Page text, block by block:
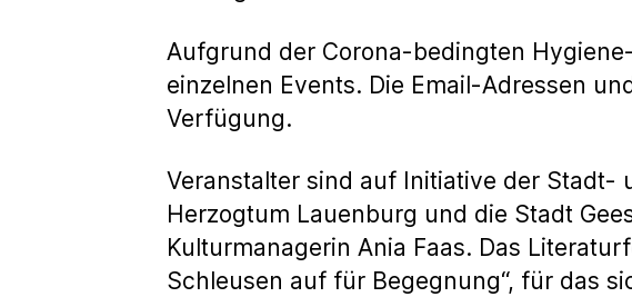
Aufgrund der Corona-bedingten
einzelnen Events. Die Email-Adressen
Verfügung.
Veranstalter sind auf Initiative der Stadt-
Herzogtum Lauenburg und die Stadt
Kulturmanagerin Ania Faas. Das
Schleusen auf für Begegnung“, für das